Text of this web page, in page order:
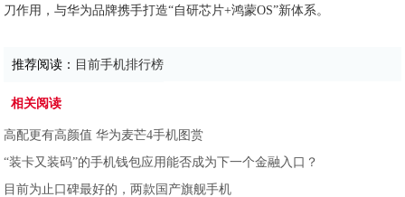
刀作用，与华为品牌携手打造“自研芯片+鸿蒙OS”新体系。
推荐阅读： 目前手机排行榜
相关阅读
高配更有高颜值 华为麦芒4手机图赏
“装卡又装码”的手机钱包应用能否成为下一个金融入口？
目前为止口碑最好的，两款国产旗舰手机